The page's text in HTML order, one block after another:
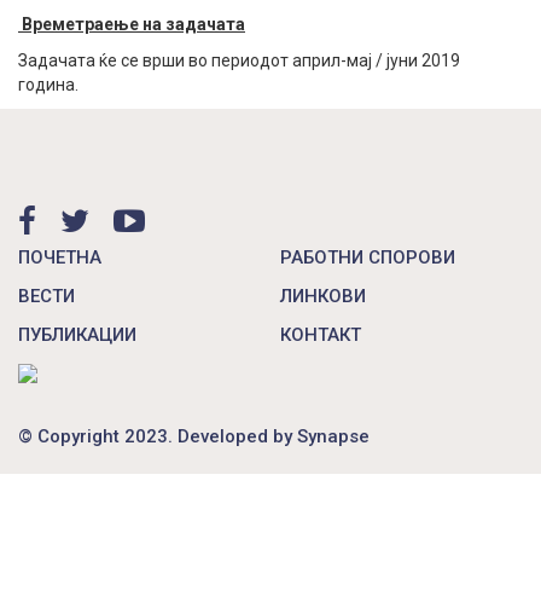
Времетраење на задачата
Задачата ќе се врши во периодот април-мај / јуни 2019
година.
ПОЧЕТНА
ВЕСТИ
ПУБЛИКАЦИИ
РАБОТНИ СПОРОВИ
ЛИНКОВИ
КОНТАКТ
© Copyright 2023. Developed bySynapse